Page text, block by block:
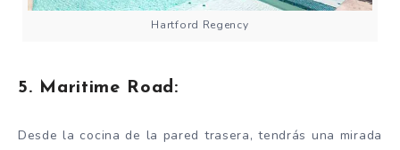
Hartford Regency
5. Maritime Road:
Desde la cocina de la pared trasera, tendrás una mirada